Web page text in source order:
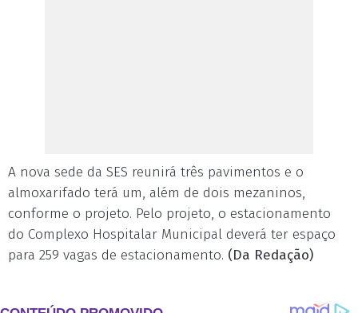
A nova sede da SES reunirá três pavimentos e o
almoxarifado terá um, além de dois mezaninos,
conforme o projeto. Pelo projeto, o estacionamento
do Complexo Hospitalar Municipal deverá ter espaço
para 259 vagas de estacionamento. (Da Redação)